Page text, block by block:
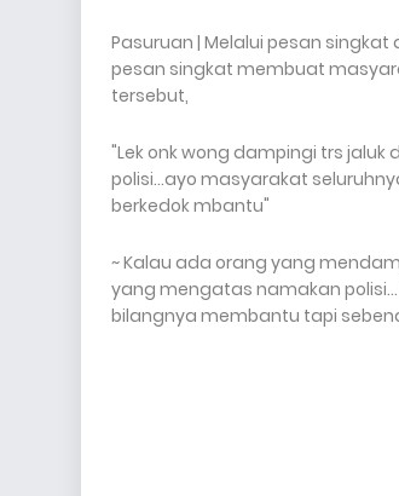
Pasuruan | Melalui pesan singkat
pesan singkat membuat
tersebut,
"Lek onk wong dampingi trs
polisi...ayo masyarakat
berkedok mbantu"
~ Kalau ada orang yang
yang mengatas namakan
bilangnya membantu tapi